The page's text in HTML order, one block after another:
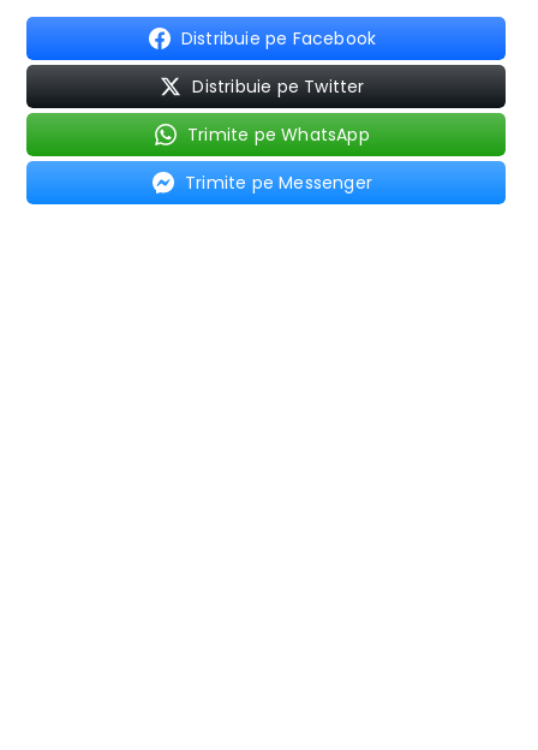
Distribuie pe Facebook
Distribuie pe Twitter
Trimite pe WhatsApp
Trimite pe Messenger